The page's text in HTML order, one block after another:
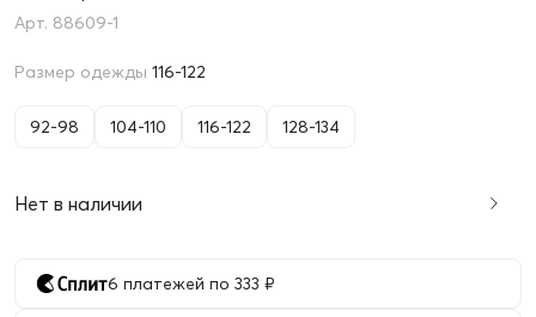
88609-1
Размер одежды 116-122
92-98 104-110 116-122 128-134
Нет в наличии
6 платежей по 333 ₽